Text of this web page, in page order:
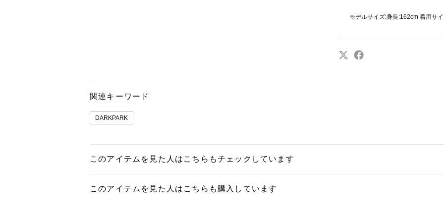
モデルサイズ:身長:162cm 着用サ
関連キーワード
DARKPARK
このアイテムを見た人はこちらもチェックしています
このアイテムを見た人はこちらも購入しています